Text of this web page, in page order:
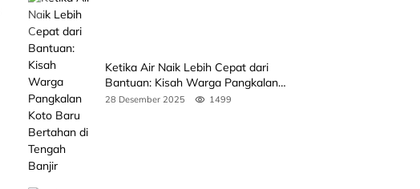
Ketika Air Naik Lebih Cepat dari
Bantuan: Kisah Warga Pangkalan
Koto Baru Bertahan di Tengah
28 Desember 2025 1499